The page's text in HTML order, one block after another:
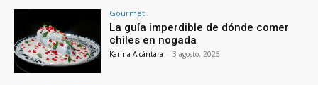
Gourmet
La guía imperdible de dónde comer
chiles en nogada
Karina Alcántara - 3 agosto, 2026